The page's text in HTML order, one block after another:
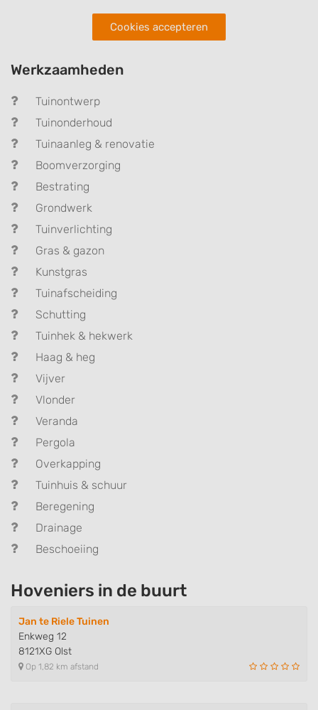
Cookies accepteren
Werkzaamheden
Tuinontwerp
Tuinonderhoud
Tuinaanleg & renovatie
Boomverzorging
Bestrating
Grondwerk
Tuinverlichting
Gras & gazon
Kunstgras
Tuinafscheiding
Schutting
Tuinhek & hekwerk
Haag & heg
Vijver
Vlonder
Veranda
Pergola
Overkapping
Tuinhuis & schuur
Beregening
Drainage
Beschoeiing
Hoveniers in de buurt
Jan te Riele Tuinen
Enkweg 12
8121XG Olst
Op 1,82 km afstand